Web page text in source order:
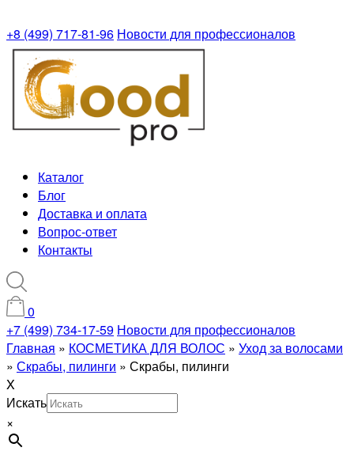
+8 (499) 717-81-96 Новости для профессионалов
Каталог
Блог
Доставка и оплата
Вопрос-ответ
Контакты
0
+7 (499) 734-17-59 Новости для профессионалов
Главная » КОСМЕТИКА ДЛЯ ВОЛОС » Уход за волосами
» Скрабы, пилинги » Скрабы, пилинги
X
Искать
×